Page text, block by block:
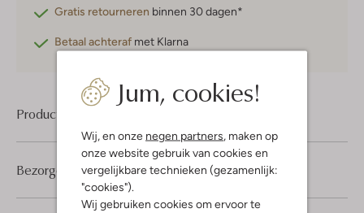
Jum, cookies!
Wij, en onze negen partners, maken op
onze website gebruik van cookies en
vergelijkbare technieken (gezamenlijk:
"cookies").
Wij gebruiken cookies om ervoor te
Gratis retourneren binnen 30 dagen*
Betaal achteraf met Klarna
Product informatie
Bezorgen & retourneren